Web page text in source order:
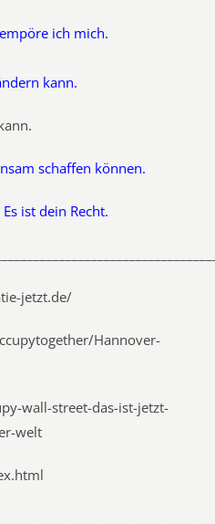
ich mich.
kann.
schaffen können.
ist dein Recht.
jetzt.de/
Hannover-
wall-street-das-ist-jetzt-
welt